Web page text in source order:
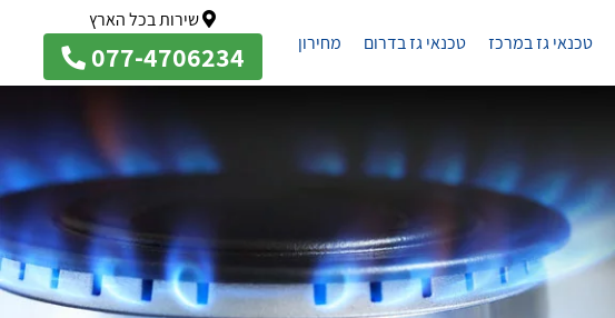
טכנאי גז במרכז טכנאי גז בדרום מחירון
שירות בכל הארץ
077-4706234